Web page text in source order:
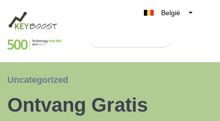
België
Nederland
Uncategorized
Ontvang Gratis